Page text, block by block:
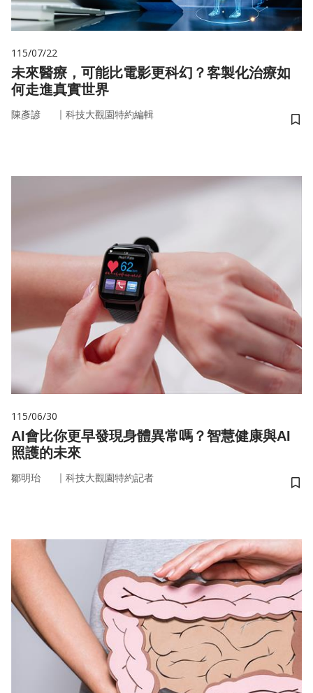
115/07/22
未來醫療，可能比電影更科幻？客製化治療如
何走進真實世界
陳彥諺 ｜ 科技大觀園特約編輯
儲
115/06/30
AI會比你更早發現身體異常嗎？智慧健康與AI
照護的未來
鄒明珆 ｜ 科技大觀園特約記者
儲